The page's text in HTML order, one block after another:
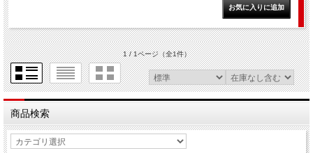
1 / 1ページ（全1件）
商品検索